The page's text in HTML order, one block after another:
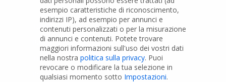
Tubi PVC
Raccordi PVC
Tubi e Raccordi in PVC-A
Pozzi Artesiani
esempio caratteristiche di riconoscimento,
indirizzi IP), ad esempio per annunci e
contenuti personalizzati o per la misurazione
di annunci e contenuti. Potete trovare
maggiori informazioni sull'uso dei vostri dati
nella nostra politica sulla privacy. Puoi
revocare o modificare la tua selezione in
qualsiasi momento sotto Impostazioni.